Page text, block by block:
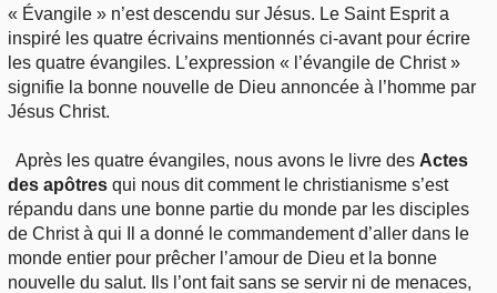
« Évangile » n’est descendu sur Jésus. Le Saint Esprit a
inspiré les quatre écrivains mentionnés ci-avant pour écrire
les quatre évangiles. L’expression « l’évangile de Christ »
signifie la bonne nouvelle de Dieu annoncée à l’homme par
Jésus Christ.
Après les quatre évangiles, nous avons le livre des Actes
des apôtres qui nous dit comment le christianisme s’est
répandu dans une bonne partie du monde par les disciples
de Christ à qui Il a donné le commandement d’aller dans le
monde entier pour prêcher l’amour de Dieu et la bonne
nouvelle du salut. Ils l’ont fait sans se servir ni de menaces,